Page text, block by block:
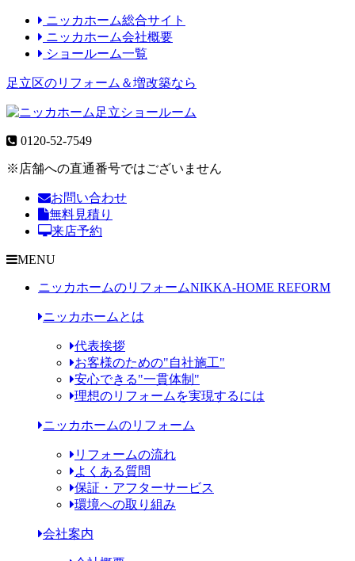
ニッカホーム総合サイト
ニッカホーム会社概要
ショールーム一覧
足立区のリフォーム＆増改築なら
0120-52-7549
※店舗への直通番号ではございません
お問い合わせ
無料見積り
来店予約
MENU
ニッカホームのリフォームNIKKA-HOME REFORM
ニッカホームとは
代表挨拶
お客様のための"自社施工"
安心できる"一貫体制"
理想のリフォームを実現するには
ニッカホームのリフォーム
リフォームの流れ
よくある質問
保証・アフターサービス
環境への取り組み
会社案内